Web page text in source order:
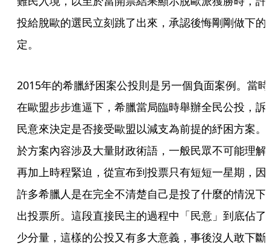
投給脫歐的選民立刻跳了出來，承認後悔剛剛做下的
定。
2015年的希臘紓困案公投則是另一個負面案例。當時
在歐盟步步進逼下，希臘當局臨時舉辦全民公投，訴
民意來決定是否接受歐盟以減支為前提的紓困方案。
於方案內容涉及大量財政術語，一般民眾不可能理解
再加上時程緊迫，從宣布到投票只有短短一星期，因
許多希臘人是在完全不清楚自己是投了什麼的情況下
出投票所。這段直接民主的過程中「民意」到底佔了
少分量，這樣的公投又有多大意義，事後沒人敢下斷